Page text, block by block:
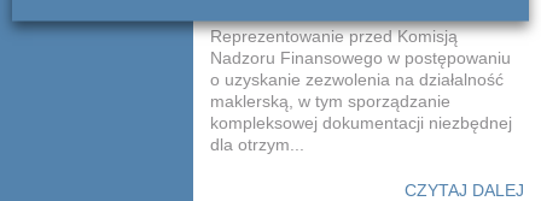
Reprezentowanie przed Komisją
Nadzoru Finansowego w postępowaniu
o uzyskanie zezwolenia na działalność
maklerską, w tym sporządzanie
kompleksowej dokumentacji niezbędnej
dla otrzym...
CZYTAJ DALEJ